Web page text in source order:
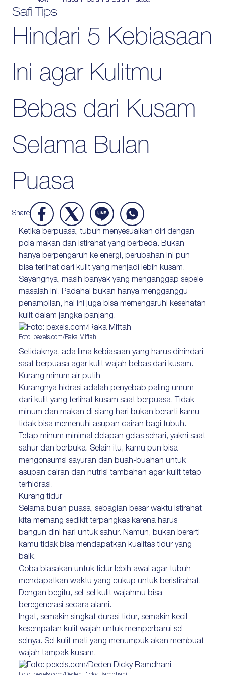
Protection
Wrinkles
Safi Tips
Hindari 5 Kebiasaan
Ini agar Kulitmu
Bebas dari Kusam
Selama Bulan
Puasa
Share
Ketika berpuasa, tubuh menyesuaikan diri dengan
pola makan dan istirahat yang berbeda. Bukan
hanya berpengaruh ke energi, perubahan ini pun
bisa terlihat dari kulit yang menjadi lebih kusam.
Sayangnya, masih banyak yang menganggap sepele
masalah ini. Padahal bukan hanya mengganggu
penampilan, hal ini juga bisa memengaruhi kesehatan
kulit dalam jangka panjang.
Foto: pexels.com/Raka Miftah
Setidaknya, ada lima kebiasaan yang harus dihindari
saat berpuasa agar kulit wajah bebas dari kusam.
Kurang minum air putih
Kurangnya hidrasi adalah penyebab paling umum
dari kulit yang terlihat kusam saat berpuasa. Tidak
minum dan makan di siang hari bukan berarti kamu
tidak bisa memenuhi asupan cairan bagi tubuh.
Tetap minum minimal delapan gelas sehari, yakni saat
sahur dan berbuka. Selain itu, kamu pun bisa
mengonsumsi sayuran dan buah-buahan untuk
asupan cairan dan nutrisi tambahan agar kulit tetap
terhidrasi.
Kurang tidur
Selama bulan puasa, sebagian besar waktu istirahat
kita memang sedikit terpangkas karena harus
bangun dini hari untuk sahur. Namun, bukan berarti
kamu tidak bisa mendapatkan kualitas tidur yang
baik.
Coba biasakan untuk tidur lebih awal agar tubuh
mendapatkan waktu yang cukup untuk beristirahat.
Dengan begitu, sel-sel kulit wajahmu bisa
beregenerasi secara alami.
Ingat, semakin singkat durasi tidur, semakin kecil
kesempatan kulit wajah untuk memperbarui sel-
selnya. Sel kulit mati yang menumpuk akan membuat
wajah tampak kusam.